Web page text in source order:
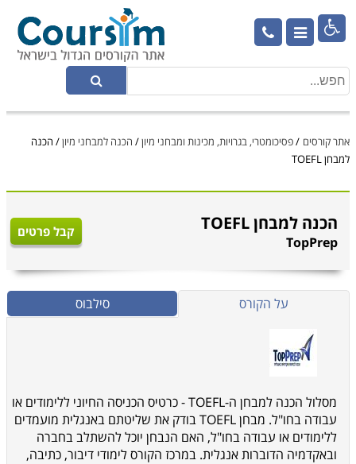

אתר קורסים /פסיכומטרי, בגרויות, מכינות ומבחני מיון/ הכנה למבחני מיון/ הכנה
למבחן TOEFL
הכנה למבחן TOEFL
TopPrep
קבל פרטים
על הקורס סילבוס
מסלול הכנה למבחן ה-TOEFL - כרטיס הכניסה החיוני ללימודים או
עבודה בחו"ל. מבחן TOEFL בודק את שליטתם באנגלית מועמדים
ללימודים או עבודה בחו"ל, האם הנבחן יוכל להשתלב בחברה
ובאקדמיה הדוברות אנגלית. במרכז הקורס לימודי דיבור, כתיבה,